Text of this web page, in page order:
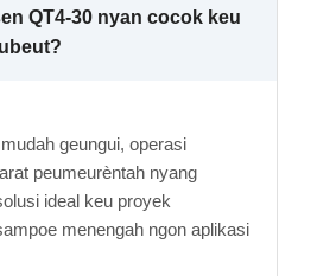
QT4-30 nyan cocok keu
geungui, operasi
peumeurèntah nyang
ideal keu proyek
menengah ngon aplikasi